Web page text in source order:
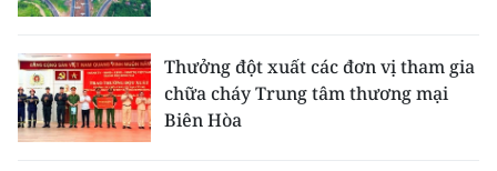
Thưởng đột xuất các đơn vị tham gia
chữa cháy Trung tâm thương mại
Biên Hòa